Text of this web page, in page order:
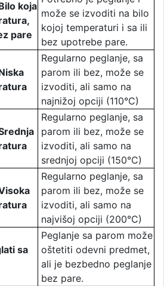
koja
pare
može se izvoditi na bilo
kojoj temperaturi i sa ili
bez upotrebe pare.
Regularno peglanje, sa
parom ili bez, može se
izvoditi, ali samo na
najnižoj opciji (110°C)
Regularno peglanje, sa
parom ili bez, može se
izvoditi, ali samo na
srednjoj opciji (150°C)
Regularno peglanje, sa
parom ili bez, može se
izvoditi, ali samo na
najvišoj opciji (200°C)
sa
Peglanje sa parom može
oštetiti odevni predmet,
ali je bezbedno peglanje
bez pare.